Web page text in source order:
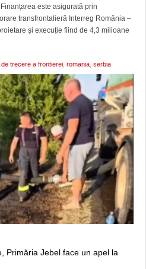
este asigurată prin
transfrontalieră Interreg România –
și execuție fiind de 4,3 milioane
trecere a frontierei romania serbia
Primăria Jebel face un apel la